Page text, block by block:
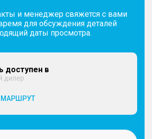
и менеджер свяжется с вами
для обсуждения деталей
даты просмотра.
доступен в
дилер